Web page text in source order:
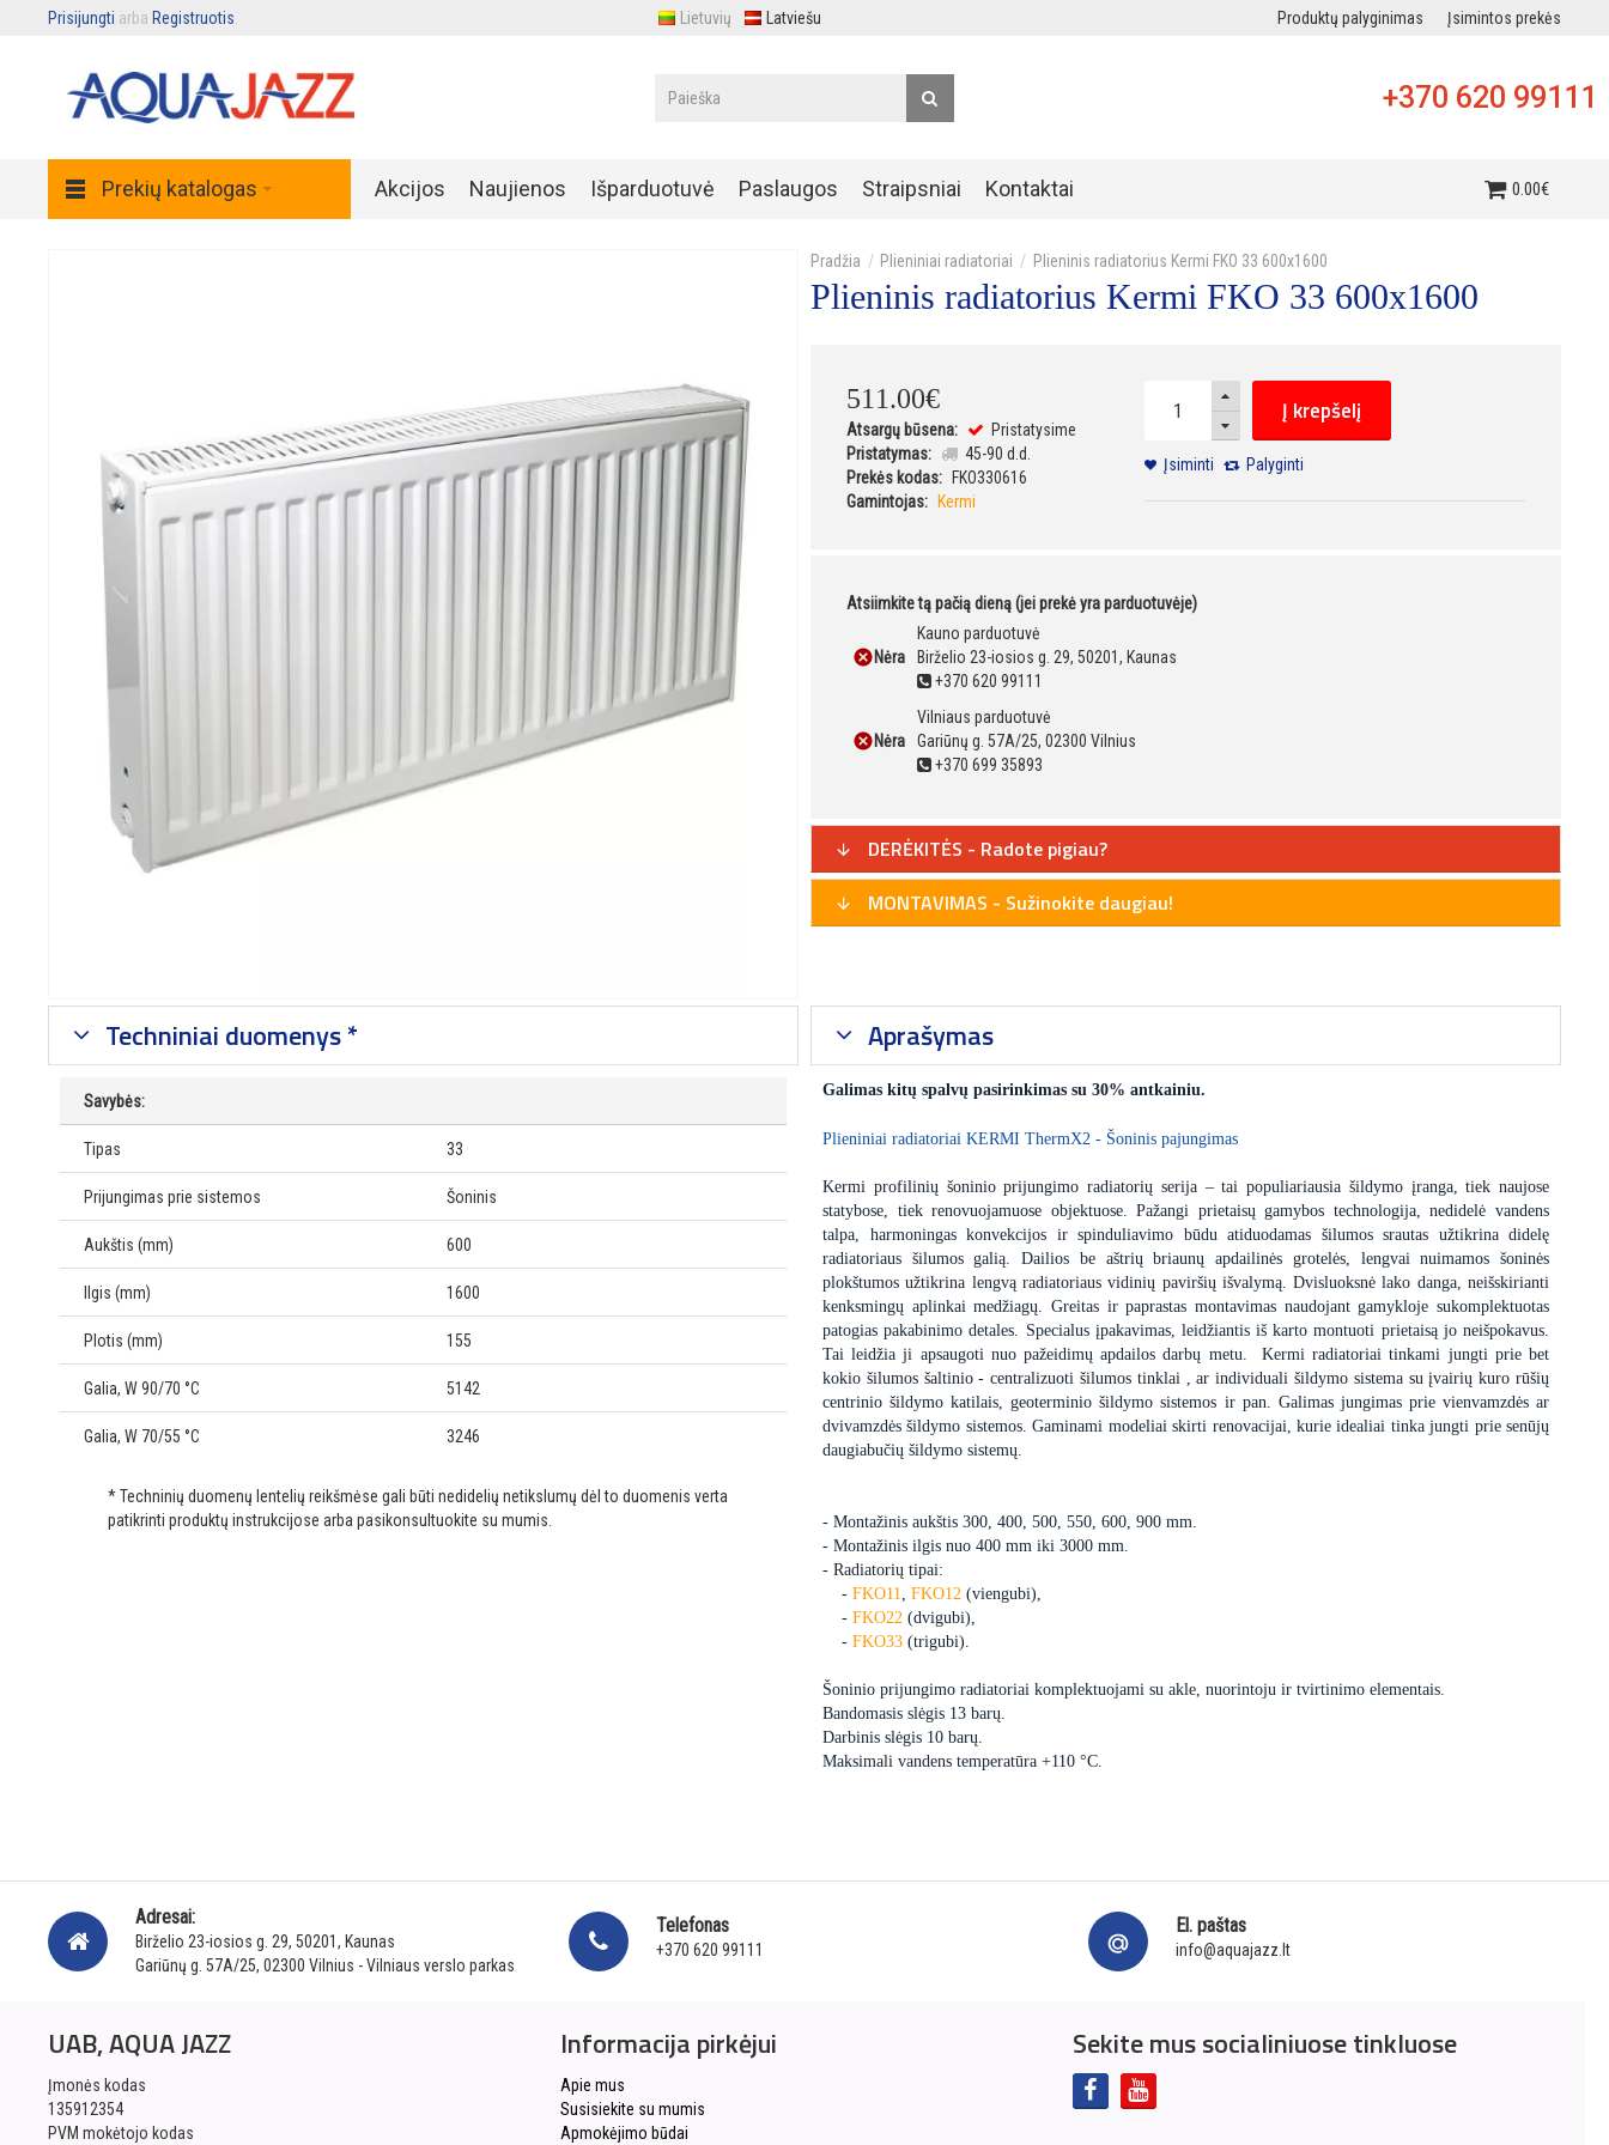
Prisijungti arba Registruotis Lietuvių Latviešu Produktų palyginimas Įsimintos prekės
+370 620 99111
Prekių katalogas Akcijos Naujienos Išparduotuvė Paslaugos Straipsniai Kontaktai 0.00€
Plieniniai radiatoriai Plieninis radiatorius Kermi FKO 33 600x1600
Plieninis radiatorius Kermi FKO 33 600x1600
511.00€
Atsargų būsena:
Pristatysime
Pristatymas:
45-90 d.d.
Prekės kodas:
FKO330616
Gamintojas:
Kermi
Į krepšelį
Įsiminti Palyginti
Atsiimkite tą pačią dieną (jei prekė yra parduotuvėje)
Nėra
Kauno parduotuvė
Birželio 23-iosios g. 29, 50201, Kaunas
+370 620 99111
Nėra
Vilniaus parduotuvė
Gariūnų g. 57A/25, 02300 Vilnius
+370 699 35893
DERĖKITĖS - Radote pigiau?
MONTAVIMAS - Sužinokite daugiau!
Techniniai duomenys *
Savybės:
Tipas 33
Prijungimas prie sistemos Šoninis
Aukštis (mm) 600
Ilgis (mm) 1600
Plotis (mm) 155
Galia, W 90/70 °C 5142
Galia, W 70/55 °C 3246
* Techninių duomenų lentelių reikšmėse gali būti nedidelių netikslumų dėl to duomenis verta
patikrinti produktų instrukcijose arba pasikonsultuokite su mumis.
Aprašymas
Galimas kitų spalvų pasirinkimas su 30% antkainiu.
Plieniniai radiatoriai KERMI ThermX2 - Šoninis pajungimas
Kermi profilinių šoninio prijungimo radiatorių serija – tai populiariausia šildymo įranga, tiek naujose
statybose, tiek renovuojamuose objektuose. Pažangi prietaisų gamybos technologija, nedidelė vandens
talpa, harmoningas konvekcijos ir spinduliavimo būdu atiduodamas šilumos srautas užtikrina didelę
radiatoriaus šilumos galią. Dailios be aštrių briaunų apdailinės grotelės, lengvai nuimamos šoninės
plokštumos užtikrina lengvą radiatoriaus vidinių paviršių išvalymą. Dvisluoksnė lako danga, neišskirianti
kenksmingų aplinkai medžiagų. Greitas ir paprastas montavimas naudojant gamykloje sukomplektuotas
patogias pakabinimo detales. Specialus įpakavimas, leidžiantis iš karto montuoti prietaisą jo neišpokavus.
Tai leidžia ji apsaugoti nuo pažeidimų apdailos darbų metu. Kermi radiatoriai tinkami jungti prie bet
kokio šilumos šaltinio - centralizuoti šilumos tinklai , ar individuali šildymo sistema su įvairių kuro rūšių
centrinio šildymo katilais, geoterminio šildymo sistemos ir pan. Galimas jungimas prie vienvamzdės ar
dvivamzdės šildymo sistemos. Gaminami modeliai skirti renovacijai, kurie idealiai tinka jungti prie senūjų
daugiabučių šildymo sistemų.
- Montažinis aukštis 300, 400, 500, 550, 600, 900 mm.
- Montažinis ilgis nuo 400 mm iki 3000 mm.
- Radiatorių tipai:
- FKO11, FKO12 (viengubi),
- FKO22 (dvigubi),
- FKO33 (trigubi).
Šoninio prijungimo radiatoriai komplektuojami su akle, nuorintoju ir tvirtinimo elementais.
Bandomasis slėgis 13 barų.
Darbinis slėgis 10 barų.
Maksimali vandens temperatūra +110 °C.
Adresai:
Birželio 23-iosios g. 29, 50201, Kaunas
Gariūnų g. 57A/25, 02300 Vilnius - Vilniaus verslo parkas
Telefonas
+370 620 99111
El. paštas
info@aquajazz.lt
UAB, AQUA JAZZ
Įmonės kodas
135912354
PVM mokėtojo kodas
Informacija pirkėjui
Apie mus
Susisiekite su mumis
Apmokėjimo būdai
Sekite mus socialiniuose tinkluose